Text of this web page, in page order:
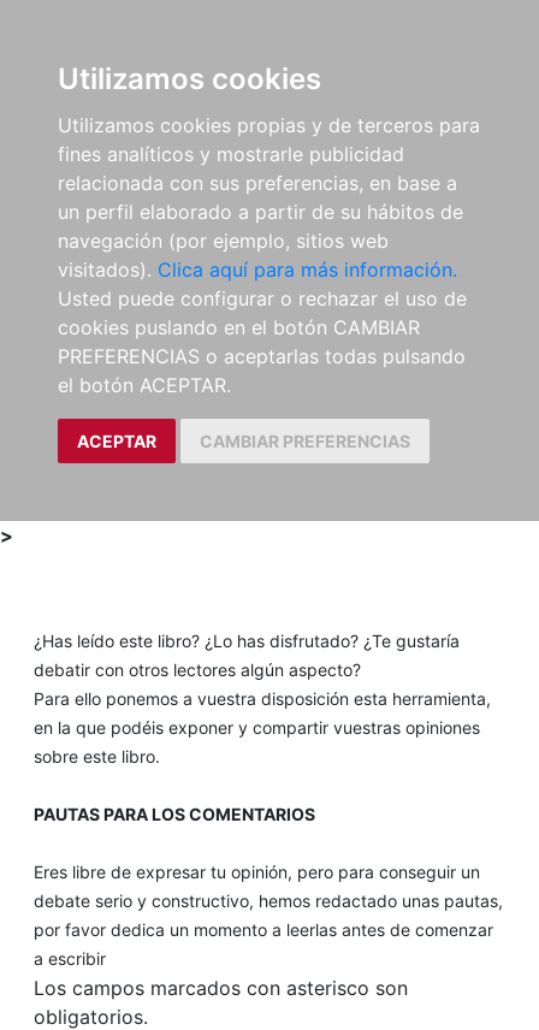
Utilizamos cookies
Utilizamos cookies propias y de terceros para
fines analíticos y mostrarle publicidad
relacionada con sus preferencias, en base a
un perfil elaborado a partir de su hábitos de
navegación (por ejemplo, sitios web
visitados). Clica aquí para más información.
Usted puede configurar o rechazar el uso de
cookies puslando en el botón CAMBIAR
PREFERENCIAS o aceptarlas todas pulsando
el botón ACEPTAR.
ACEPTAR CAMBIAR PREFERENCIAS
>
¿Has leído este libro? ¿Lo has disfrutado? ¿Te gustaría
debatir con otros lectores algún aspecto?
Para ello ponemos a vuestra disposición esta herramienta,
en la que podéis exponer y compartir vuestras opiniones
sobre este libro.
PAUTAS PARA LOS COMENTARIOS
Eres libre de expresar tu opinión, pero para conseguir un
debate serio y constructivo, hemos redactado unas pautas,
por favor dedica un momento a leerlas antes de comenzar
a escribir
Los campos marcados con asterisco son
obligatorios.